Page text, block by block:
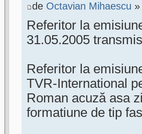
de Octavian Mihaescu
Referitor la
31.05.2005
Referitor la
TVR-International
Roman acuză asa
formatiune de tip